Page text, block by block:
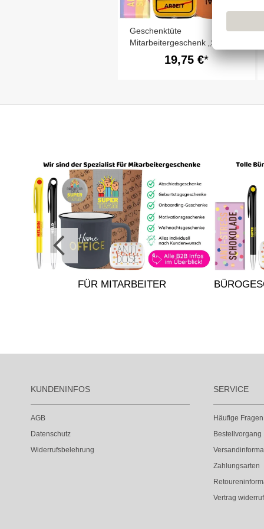
Geschenktüte
Mitarbeitergeschenk „Super
Kollege“ (Set 10)
19,75 €
FÜR MITARBEITER
KUNDENINFOS
AGB
Datenschutz
Widerrufsbelehrung
SERVICE
Häufige Fragen
Bestellvorgang
Zahlungsarten
Vertrag